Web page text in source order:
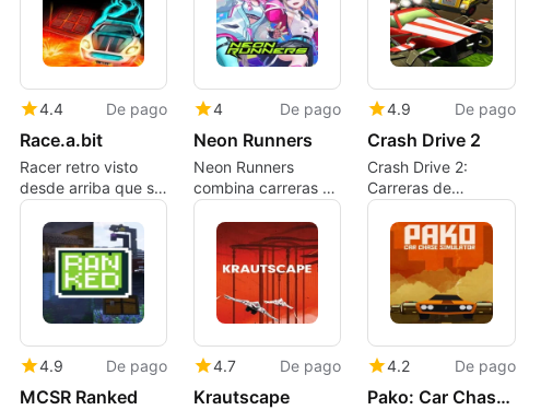
4.4 De pago
Race.a.bit
Racer retro visto
desde arriba que se
centra en pistas
creadas por los
usuarios y velocidad
4 De pago
Neon Runners
Neon Runners
combina carreras a
alta velocidad con
circuitos creados
por los jugadores
4.9 De pago
Crash Drive 2
Crash Drive 2:
Carreras de
acrobacias en un
mundo abierto con
multijugador caótico
4.9 De pago
MCSR Ranked
4.7 De pago
Krautscape
4.2 De pago
Pako: Car Chase Simulator